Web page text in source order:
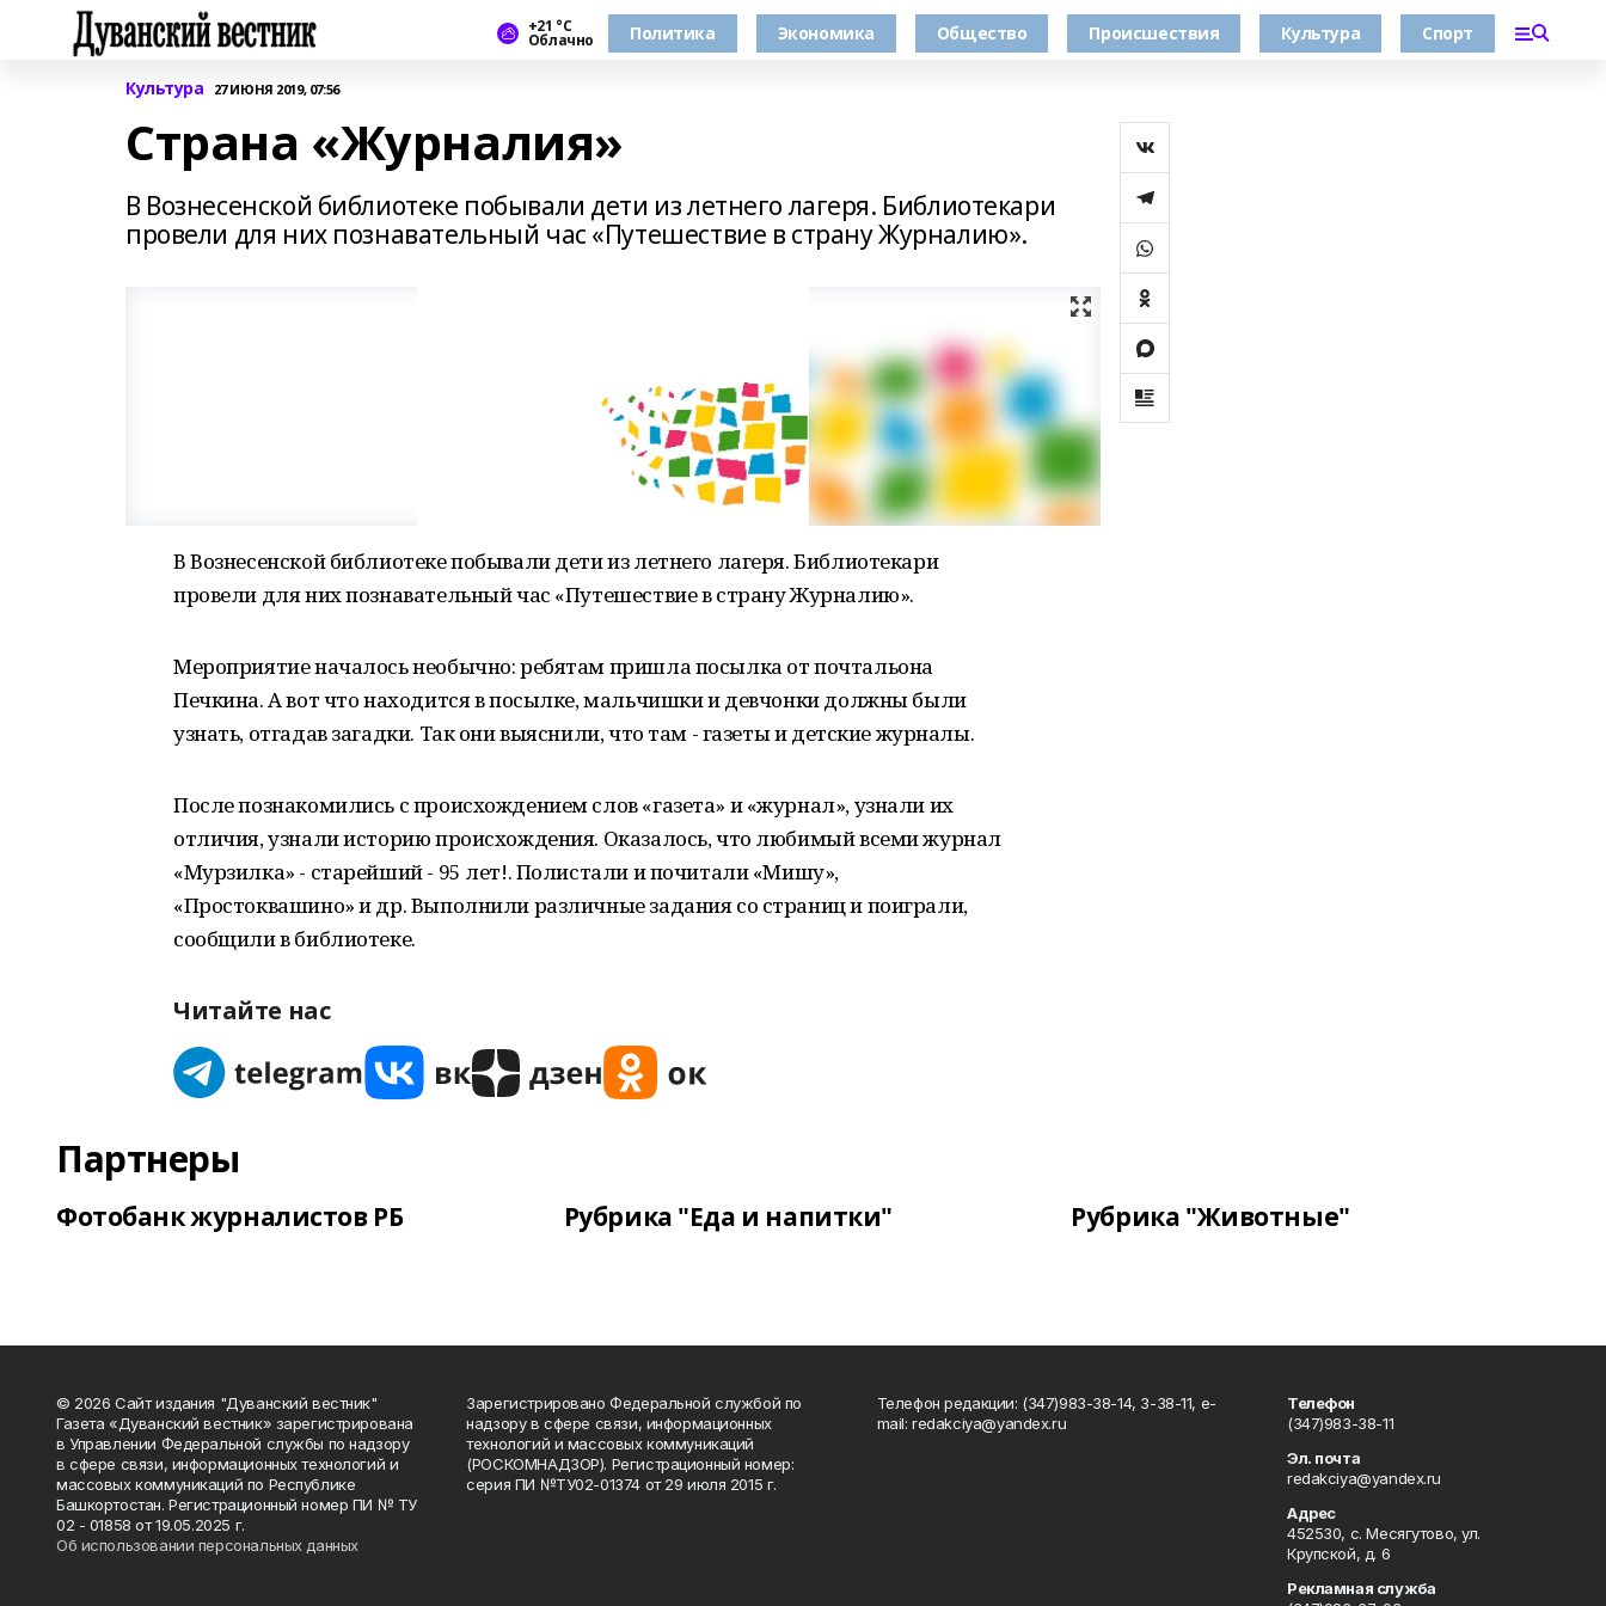
+21 °С
Облачно Политика Экономика Общество Происшествия Культура Спорт
Культура 27 ИЮНЯ 2019, 07:56
Страна «Журналия»
В Вознесенской библиотеке побывали дети из летнего лагеря. Библиотекари
провели для них познавательный час «Путешествие в страну Журналию».
В Вознесенской библиотеке побывали дети из летнего лагеря. Библиотекари
провели для них познавательный час «Путешествие в страну Журналию».
Мероприятие началось необычно: ребятам пришла посылка от почтальона
Печкина. А вот что находится в посылке, мальчишки и девчонки должны были
узнать, отгадав загадки. Так они выяснили, что там - газеты и детские журналы.
После познакомились с происхождением слов «газета» и «журнал», узнали их
отличия, узнали историю происхождения. Оказалось, что любимый всеми журнал
«Мурзилка» - старейший - 95 лет!. Полистали и почитали «Мишу»,
«Простоквашино» и др. Выполнили различные задания со страниц и поиграли,
сообщили в библиотеке.
Читайте нас
Партнеры
Фотобанк журналистов РБ Рубрика "Еда и напитки" Рубрика "Животные"
© 2026 Сайт издания "Дуванский вестник"
Газета «Дуванский вестник» зарегистрирована
в Управлении Федеральной службы по надзору
в сфере связи, информационных технологий и
массовых коммуникаций по Республике
Башкортостан. Регистрационный номер ПИ № ТУ
02 - 01858 от 19.05.2025 г.
Об использовании персональных данных
Зарегистрировано Федеральной службой по
надзору в сфере связи, информационных
технологий и массовых коммуникаций
(РОСКОМНАДЗОР). Регистрационный номер:
серия ПИ №ТУ02-01374 от 29 июля 2015 г.
Телефон редакции: (347)983-38-14, 3-38-11, e-
mail: redakciya@yandex.ru
Телефон
(347)983-38-11
Эл. почта
redakciya@yandex.ru
Адрес
452530, с. Месягутово, ул.
Крупской, д. 6
Рекламная служба